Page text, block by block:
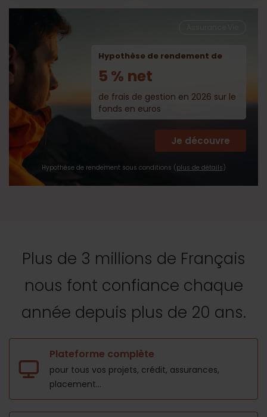
Hypothèse de rendement de
5 % net
de frais de gestion en 2026 sur le
fonds en euros
Hypothèse de rendement sous conditions ( plus de détails )
Je découvre
Plus de 3 millions de Français
nous font confiance chaque
année depuis plus de 20 ans.
Plateforme complète
pour tous vos projets, crédit, assurances,
placement...